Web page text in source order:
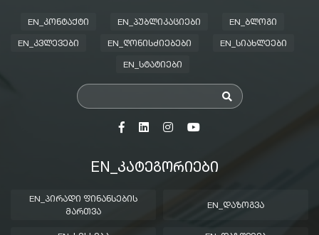
EN_ᲙᲝᲜᲢᲐᲥᲢᲘ EN_ᲞᲣᲑᲚᲘᲙᲐᲪᲘᲔᲑᲘ EN_ᲑᲚᲝᲒᲘ
EN_ᲙᲕᲚᲔᲕᲔᲑᲘ EN_ᲦᲝᲜᲘᲡᲫᲘᲔᲑᲔᲑᲘ EN_ᲡᲘᲐᲮᲚᲔᲔᲑᲘ
EN_ᲡᲢᲐᲢᲘᲔᲑᲘ
EN_ᲙᲐᲢᲔᲒᲝᲠᲘᲔᲑᲘ
EN_ᲞᲘᲠᲐᲓᲘ ᲤᲘᲜᲐᲜᲡᲔᲑᲘᲡ
ᲛᲐᲠᲗᲕᲐ
EN_ᲓᲐᲖᲝᲒᲕᲐ